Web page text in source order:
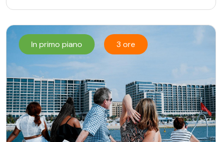
In primo piano 3 ore